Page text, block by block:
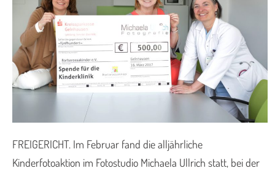
FREIGERICHT. Im Februar fand die alljährliche
Kinderfotoaktion im Fotostudio Michaela Ullrich statt, bei der